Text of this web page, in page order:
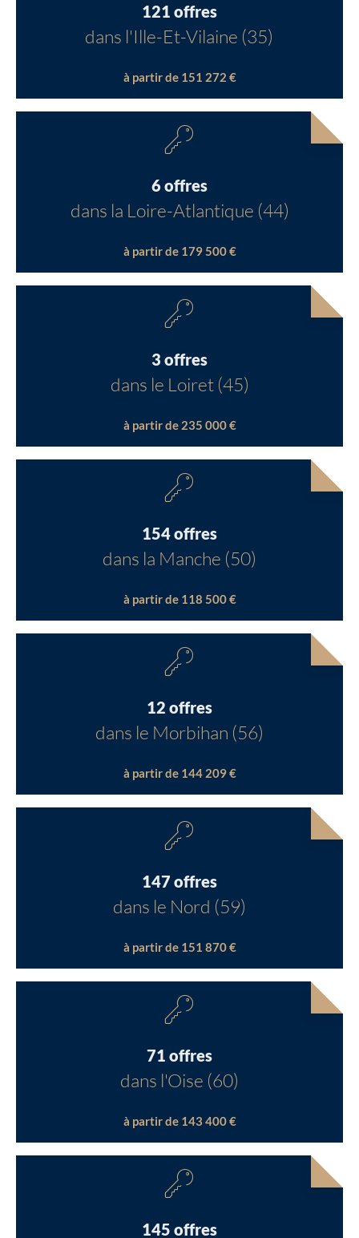
121 offres
dans l'Ille-Et-Vilaine (35)
à partir de 151 272 €
6 offres
dans la Loire-Atlantique (44)
à partir de 179 500 €
3 offres
dans le Loiret (45)
à partir de 235 000 €
154 offres
dans la Manche (50)
à partir de 118 500 €
12 offres
dans le Morbihan (56)
à partir de 144 209 €
147 offres
dans le Nord (59)
à partir de 151 870 €
71 offres
dans l'Oise (60)
à partir de 143 400 €
145 offres